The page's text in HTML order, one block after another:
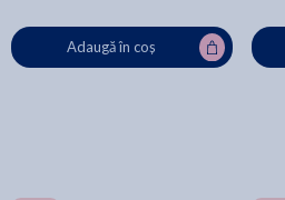
Adaugă în coș